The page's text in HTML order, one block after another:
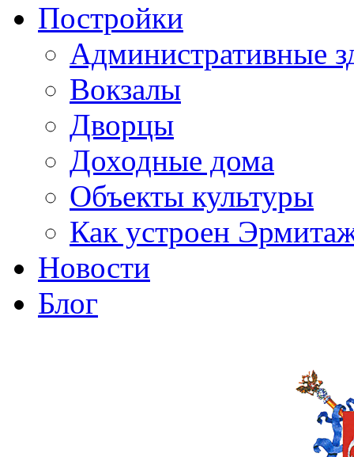
Постройки
Административные
Вокзалы
Дворцы
Доходные дома
Объекты культуры
Как устроен
Новости
Блог